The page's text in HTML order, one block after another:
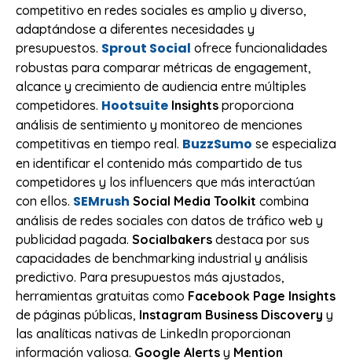
competitivo en redes sociales es amplio y diverso,
adaptándose a diferentes necesidades y
presupuestos. Sprout Social ofrece funcionalidades
robustas para comparar métricas de engagement,
alcance y crecimiento de audiencia entre múltiples
competidores. Hootsuite Insights proporciona
análisis de sentimiento y monitoreo de menciones
competitivas en tiempo real. BuzzSumo se especializa
en identificar el contenido más compartido de tus
competidores y los influencers que más interactúan
con ellos. SEMrush Social Media Toolkit combina
análisis de redes sociales con datos de tráfico web y
publicidad pagada. Socialbakers destaca por sus
capacidades de benchmarking industrial y análisis
predictivo. Para presupuestos más ajustados,
herramientas gratuitas como Facebook Page Insights
de páginas públicas, Instagram Business Discovery y
las analíticas nativas de LinkedIn proporcionan
información valiosa. Google Alerts y Mention